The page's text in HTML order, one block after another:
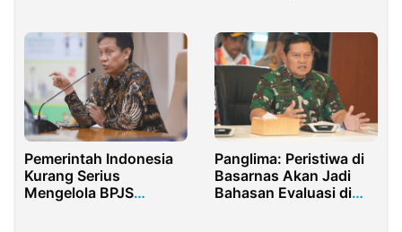
Pemerintah Indonesia
Kurang Serius
Mengelola BPJS
Panglima: Peristiwa di
Basarnas Akan Jadi
Bahasan Evaluasi di